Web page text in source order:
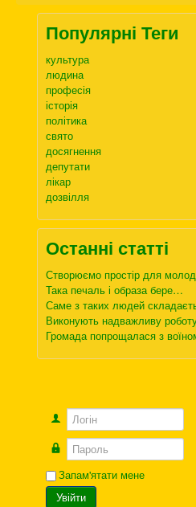
Популярні Теги
культура
людина
професія
історія
політика
свято
досягнення
депутати
лікар
дозвілля
Останні статті
Створюємо простір для
Така печаль і образа бере…
Саме з таких людей
Виконують надважливу
Громада попрощалася з
Логін
Пароль
Запам'ятати мене
Увійти